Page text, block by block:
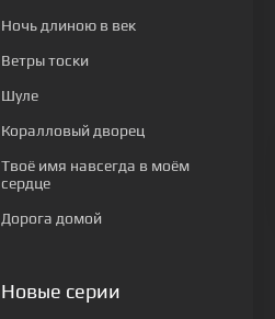
Ночь длиною в век
Ветры тоски
Шуле
Коралловый дворец
Твоё имя навсегда в моём
сердце
Дорога домой
Новые серии